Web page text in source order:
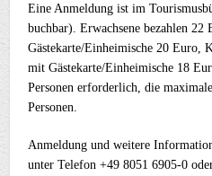
Eine Anmeldung ist im
buchbar). Erwachsene bezahlen 22
Gästekarte/Einheimische 20 Euro,
mit Gästekarte/Einheimische 18
Personen erforderlich, die
Personen.
Anmeldung und weitere
unter Telefon +49 8051 6905-0